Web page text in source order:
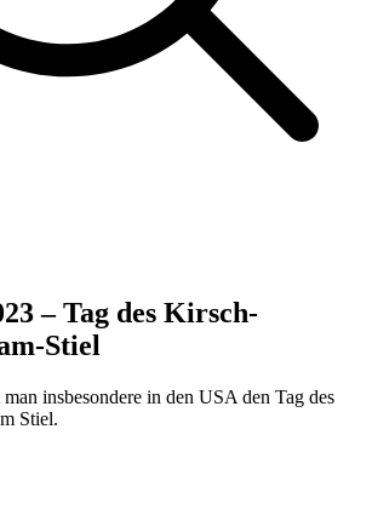
– Tag des Kirsch-
Stiel
insbesondere in den USA den Tag des
Stiel.